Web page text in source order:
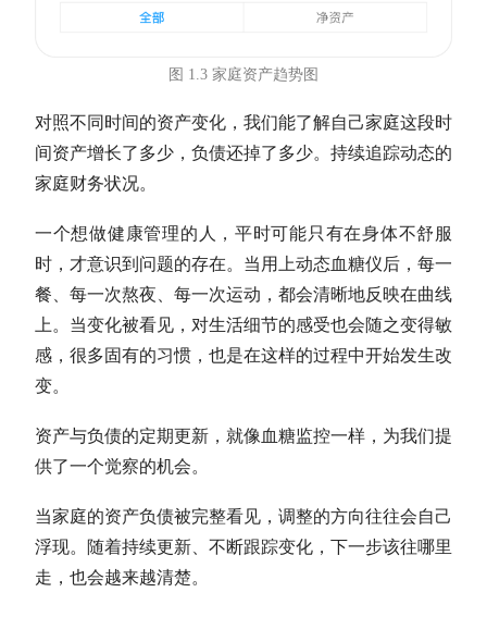
图 1.3 家庭资产趋势图
对照不同时间的资产变化，我们能了解自己家庭这段时
间资产增长了多少，负债还掉了多少。持续追踪动态的
家庭财务状况。
一个想做健康管理的人，平时可能只有在身体不舒服
时，才意识到问题的存在。当用上动态血糖仪后，每一
餐、每一次熬夜、每一次运动，都会清晰地反映在曲线
上。当变化被看见，对生活细节的感受也会随之变得敏
感，很多固有的习惯，也是在这样的过程中开始发生改
变。
资产与负债的定期更新，就像血糖监控一样，为我们提
供了一个觉察的机会。
当家庭的资产负债被完整看见，调整的方向往往会自己
浮现。随着持续更新、不断跟踪变化，下一步该往哪里
走，也会越来越清楚。